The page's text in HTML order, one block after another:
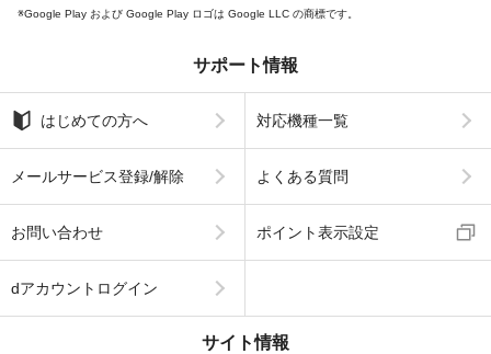
Google Play および Google Play ロゴは Google LLC の商標です。
サポート情報
はじめての方へ 対応機種一覧
メールサービス登録/解除 よくある質問
お問い合わせ ポイント表示設定
dアカウントログイン
サイト情報